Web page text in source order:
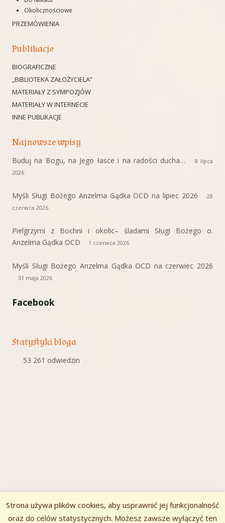
Okolicznościowe
PRZEMÓWIENIA
Publikacje
BIOGRAFICZNE
„BIBLIOTEKA ZAŁOŻYCIELA”
MATERIAŁY Z SYMPOZJÓW
MATERIAŁY W INTERNECIE
INNE PUBLIKACJE
Najnowsze wpisy
Buduj na Bogu, na Jego łasce i na radości ducha…
8 lipca
2026
Myśli Sługi Bożego Anzelma Gądka OCD na lipiec 2026
28
czerwca 2026
Pielgrzymi z Bochni i okolic– śladami Sługi Bożego o.
Anzelma Gądka OCD
1 czerwca 2026
Myśli Sługi Bożego Anzelma Gądka OCD na czerwiec 2026
31 maja 2026
Facebook
Statystyki bloga
53 261 odwiedzin
Strona używa plików cookies, aby usprawnić jej funkcjonalność
oraz do celów statystycznych. Możesz zawsze wyłączyć ten